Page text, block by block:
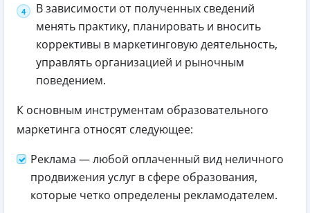
В зависимости от полученных сведений
менять практику, планировать и вносить
коррективы в маркетинговую деятельность,
управлять организацией и рыночным
поведением.
К основным инструментам образовательного
маркетинга относят следующее:
Реклама — любой оплаченный вид неличного
продвижения услуг в сфере образования,
которые четко определены рекламодателем.